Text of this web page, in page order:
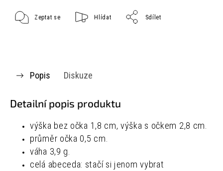
Zeptat se Hlídat Sdílet
Popis Diskuze
Detailní popis produktu
výška bez očka 1,8 cm, výška s očkem 2,8 cm.
průměr očka 0,5 cm.
váha 3,9 g.
celá abeceda: stačí si jenom vybrat